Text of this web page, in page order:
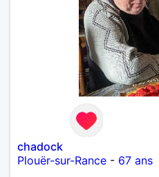
chadock
Plouër-sur-Rance - 67 ans